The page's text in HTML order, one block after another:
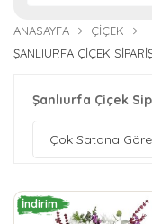
ANASAYFA
ÇIÇEK
ŞANLIURFA ÇIÇEK
Şanlıurfa Çiçek
Çok Satana Göre
İndirim